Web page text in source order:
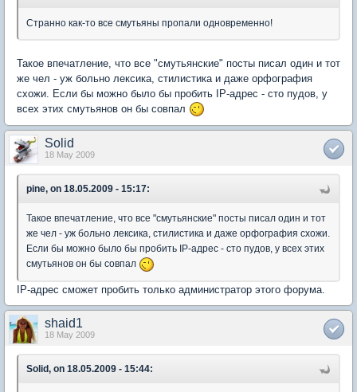
Странно как-то все смутьяны пропали одновременно!
Такое впечатление, что все "смутьянские" посты писал один и тот
же чел - уж больно лексика, стилистика и даже орфография
схожи. Если бы можно было бы пробить IP-адрес - сто пудов, у
всех этих смутьянов он бы совпал
Solid
18 May 2009
pine, on 18.05.2009 - 15:17:
Такое впечатление, что все "смутьянские" посты писал один и тот
же чел - уж больно лексика, стилистика и даже орфография схожи.
Если бы можно было бы пробить IP-адрес - сто пудов, у всех этих
смутьянов он бы совпал
IP-адрес сможет пробить только администратор этого форума.
shaid1
18 May 2009
Solid, on 18.05.2009 - 15:44: